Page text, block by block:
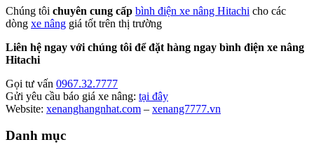
Chúng tôi chuyên cung cấp bình điện xe nâng Hitachi cho các
dòng xe nâng giá tốt trên thị trường
Liên hệ ngay với chúng tôi để đặt hàng ngay bình điện xe nâng
Hitachi
Gọi tư vấn 0967.32.7777
Gửi yêu cầu báo giá xe nâng: tại đây
Website: xenanghangnhat.com – xenang7777.vn
Danh mục